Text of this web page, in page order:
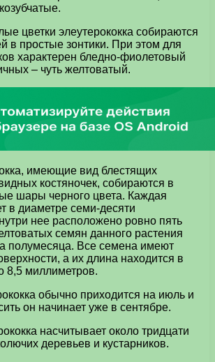
цветки элеутерококка собираются
в простые зонтики. При этом для
характерен бледно-фиолетовый
– чуть желтоватый.
имеющие вид блестящих
костяночек, собираются в
шары черного цвета. Каждая
в диаметре семи-десяти
нее расположено ровно пять
семян данного растения
полумесяца. Все семена имеют
а их длина находится в
8,5 миллиметров.
обычно приходится на июль и
он начинает уже в сентябре.
насчитывает около тридцати
деревьев и кустарников.